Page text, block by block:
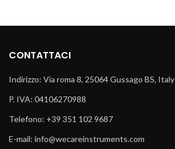
CONTATTACI
Indirizzo: Via roma 8, 25064 Gussago BS, Italy
P. IVA: 04106270988
Telefono: +39 351 102 9687
E-mail: info@wecareinstruments.com